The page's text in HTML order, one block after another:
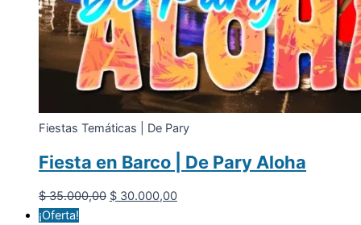
Fiestas Temáticas | De Pary
Fiesta en Barco | De Pary Aloha
$35.000,00 El
$ 30.000,00El
¡Oferta!